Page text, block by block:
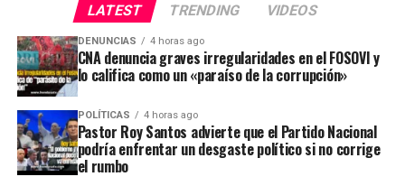
LATEST TRENDING VIDEOS
DENUNCIAS 4 horas ago
CNA denuncia graves irregularidades en el FOSOVI y
lo califica como un «paraíso de la corrupción»
POLÍTICAS 4 horas ago
Pastor Roy Santos advierte que el Partido Nacional
podría enfrentar un desgaste político si no corrige
el rumbo